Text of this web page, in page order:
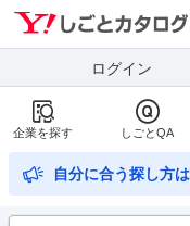
ログイン
企業を探す しごとQA
自分に合う探し方